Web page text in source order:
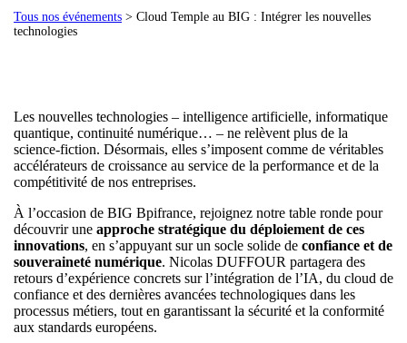
Tous nos événements > Cloud Temple au BIG : Intégrer les nouvelles
technologies
Les nouvelles technologies – intelligence artificielle, informatique
quantique, continuité numérique… – ne relèvent plus de la
science-fiction. Désormais, elles s’imposent comme de véritables
accélérateurs de croissance au service de la performance et de la
compétitivité de nos entreprises.
À l’occasion de BIG Bpifrance, rejoignez notre table ronde pour
découvrir une approche stratégique du déploiement de ces
innovations, en s’appuyant sur un socle solide de confiance et de
souveraineté numérique. Nicolas DUFFOUR partagera des
retours d’expérience concrets sur l’intégration de l’IA, du cloud de
confiance et des dernières avancées technologiques dans les
processus métiers, tout en garantissant la sécurité et la conformité
aux standards européens.